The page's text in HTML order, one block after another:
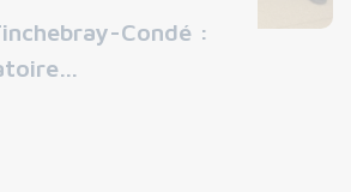
Condé :